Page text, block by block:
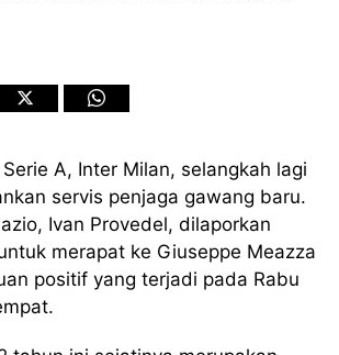
A, Inter Milan, selangkah lagi
servis penjaga gawang baru.
Ivan Provedel, dilaporkan
merapat ke Giuseppe Meazza
positif yang terjadi pada Rabu